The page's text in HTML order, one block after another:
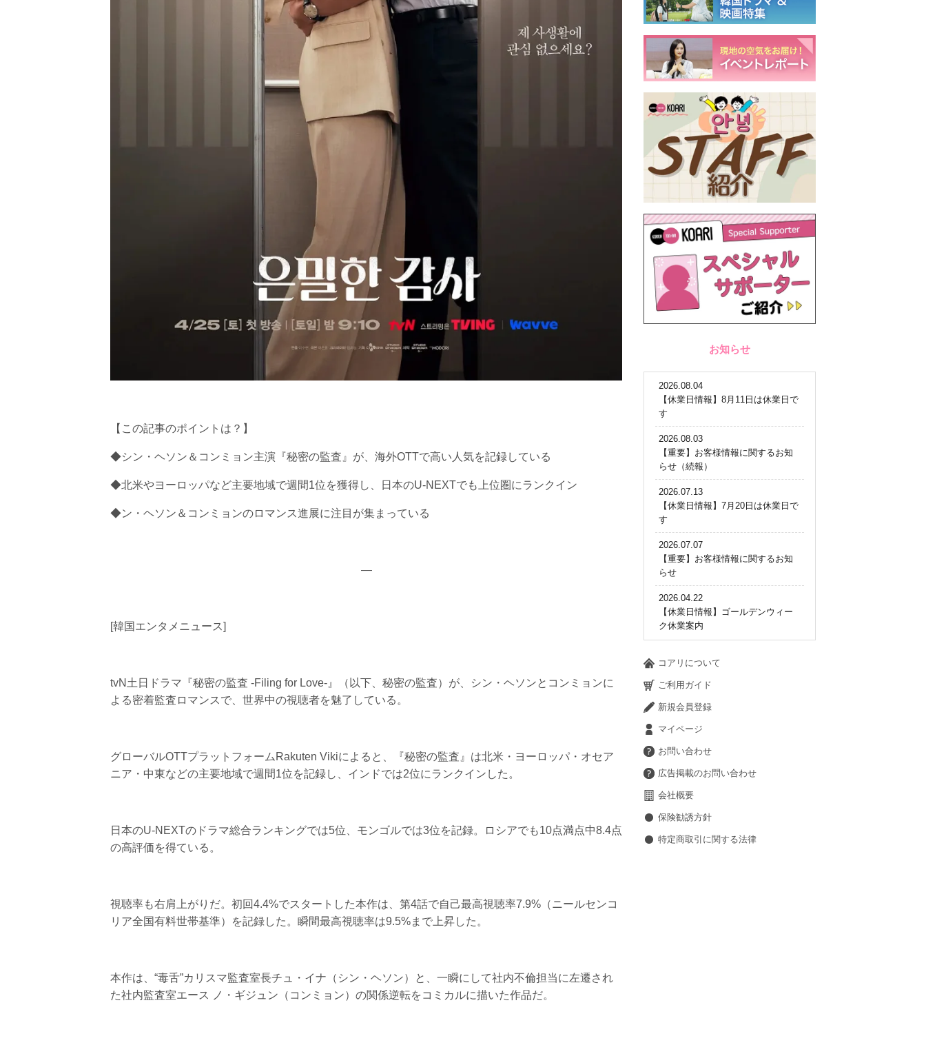
【この記事のポイントは？】
◆シン・ヘソン＆コンミョン主演『秘密の監査』が、海外OTTで高い人気を記録している
◆北米やヨーロッパなど主要地域で週間1位を獲得し、日本のU-NEXTでも上位圏にランクイン
◆ン・ヘソン＆コンミョンのロマンス進展に注目が集まっている
—
[韓国エンタメニュース]
tvN土日ドラマ『秘密の監査 -Filing for Love-』（以下、秘密の監査）が、シン・ヘソンとコンミョンに
よる密着監査ロマンスで、世界中の視聴者を魅了している。
グローバルOTTプラットフォームRakuten Vikiによると、『秘密の監査』は北米・ヨーロッパ・オセア
ニア・中東などの主要地域で週間1位を記録し、インドでは2位にランクインした。
日本のU-NEXTのドラマ総合ランキングでは5位、モンゴルでは3位を記録。ロシアでも10点満点中8.4点
の高評価を得ている。
視聴率も右肩上がりだ。初回4.4%でスタートした本作は、第4話で自己最高視聴率7.9%（ニールセンコ
リア全国有料世帯基準）を記録した。瞬間最高視聴率は9.5%まで上昇した。
本作は、“毒舌”カリスマ監査室長チュ・イナ（シン・ヘソン）と、一瞬にして社内不倫担当に左遷され
た社内監査室エース ノ・ギジュン（コンミョン）の関係逆転をコミカルに描いた作品だ。
お知らせ
2026.08.04
【休業日情報】8月11日は休業日で
す
2026.08.03
【重要】お客様情報に関するお知
らせ（続報）
2026.07.13
【休業日情報】7月20日は休業日で
す
2026.07.07
【重要】お客様情報に関するお知
らせ
2026.04.22
【休業日情報】ゴールデンウィー
ク休業案内
コアリについて
ご利用ガイド
新規会員登録
マイページ
お問い合わせ
広告掲載のお問い合わせ
会社概要
保険勧誘方針
特定商取引に関する法律